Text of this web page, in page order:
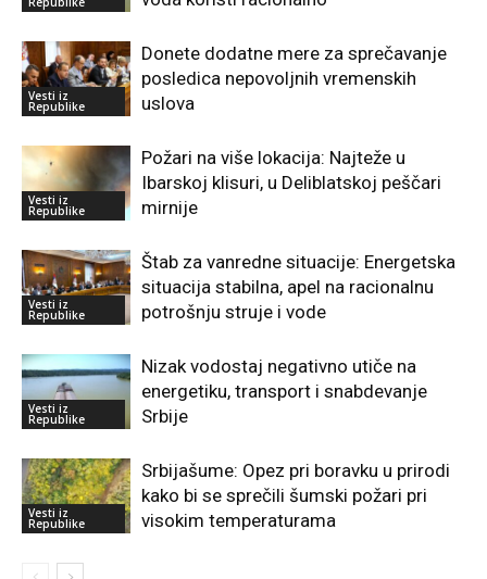
Vesti iz
Republike
Donete dodatne mere za sprečavanje
posledica nepovoljnih vremenskih
uslova
Vesti iz
Republike
Požari na više lokacija: Najteže u
Ibarskoj klisuri, u Deliblatskoj peščari
mirnije
Vesti iz
Republike
Štab za vanredne situacije: Energetska
situacija stabilna, apel na racionalnu
potrošnju struje i vode
Vesti iz
Republike
Nizak vodostaj negativno utiče na
energetiku, transport i snabdevanje
Srbije
Vesti iz
Republike
Srbijašume: Opez pri boravku u prirodi
kako bi se sprečili šumski požari pri
visokim temperaturama